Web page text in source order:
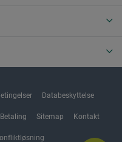
Databeskyttelse
Sitemap Kontakt